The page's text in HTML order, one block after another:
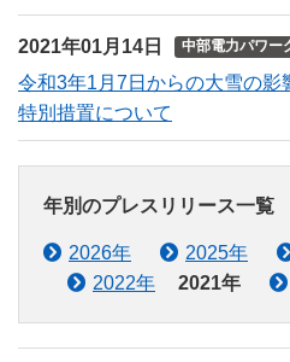
2021年01月14日 中部電力パワー
令和3年1月7日からの大雪の
特別措置について
年別のプレスリリース一覧
2026年 2025年
2022年
2021年